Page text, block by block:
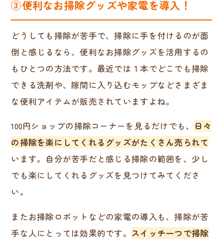
③便利なお掃除グッズや家電を導入！
どうしても掃除が苦手で、掃除に手を付けるのが面
倒と感じるなら、便利なお掃除グッズを活用するの
もひとつの方法です。最近では１本でどこでも掃除
できる洗剤や、隙間に入り込むモップなどさまざま
な便利アイテムが販売されていますよね。
100円ショップの掃除コーナーを見るだけでも、
日々
の掃除を楽にしてくれるグッズがたくさん売られて
います。自分が苦手だと感じる掃除の範囲を、少し
でも楽にしてくれるグッズを見つけてみてくださ
い。
またお掃除ロボットなどの家電の導入も、掃除が苦
手な人にとっては効果的です。 スイッチ一つで掃除